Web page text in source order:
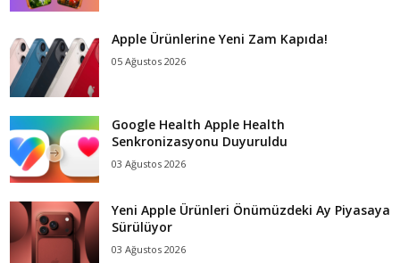
Apple Ürünlerine Yeni Zam Kapıda!
05 Ağustos 2026
Google Health Apple Health
Senkronizasyonu Duyuruldu
03 Ağustos 2026
Yeni Apple Ürünleri Önümüzdeki Ay Piyasaya
Sürülüyor
03 Ağustos 2026